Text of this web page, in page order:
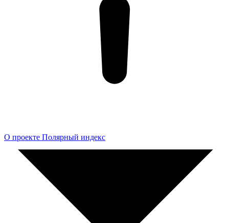
О проекте Полярный индекс